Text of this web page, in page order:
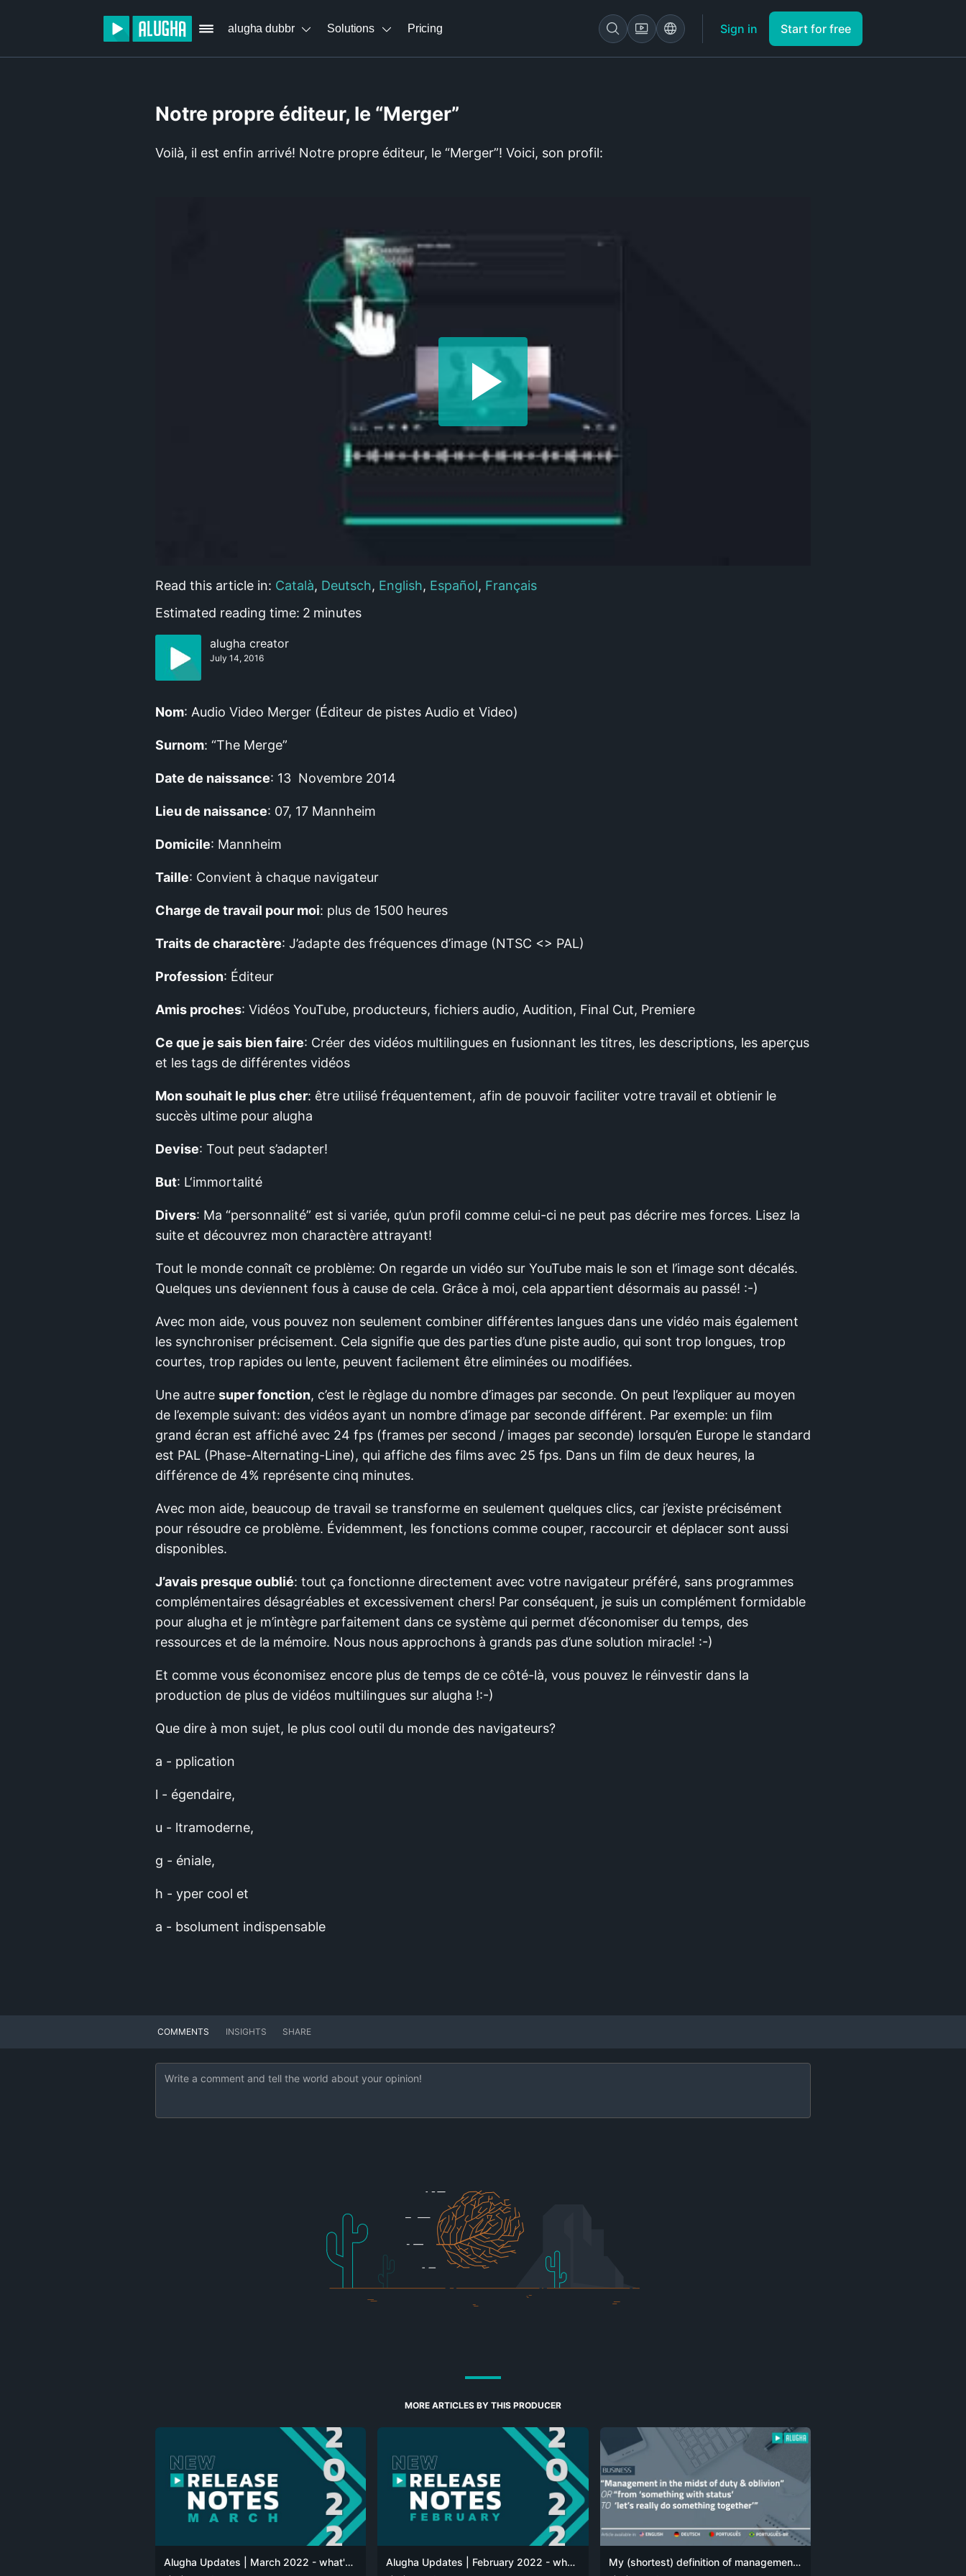
alugha dubbr Solutions Pricing Sign in Start for free
Notre propre éditeur, le “Merger”
Voilà, il est enfin arrivé! Notre propre éditeur, le “Merger”! Voici, son profil:
Read this article in: Català, Deutsch, English, Español, Français
Estimated reading time: 2 minutes
alugha creator
July 14, 2016
Nom: Audio Video Merger (Éditeur de pistes Audio et Video)
Surnom: “The Merge”
Date de naissance: 13 Novembre 2014
Lieu de naissance: 07, 17 Mannheim
Domicile: Mannheim
Taille: Convient à chaque navigateur
Charge de travail pour moi: plus de 1500 heures
Traits de charactère: J’adapte des fréquences d’image (NTSC <> PAL)
Profession: Éditeur
Amis proches: Vidéos YouTube, producteurs, fichiers audio, Audition, Final Cut, Premiere
Ce que je sais bien faire: Créer des vidéos multilingues en fusionnant les titres, les descriptions, les aperçus
et les tags de différentes vidéos
Mon souhait le plus cher: être utilisé fréquentement, afin de pouvoir faciliter votre travail et obtienir le
succès ultime pour alugha
Devise: Tout peut s’adapter!
But: L‘immortalité
Divers: Ma “personnalité” est si variée, qu’un profil comme celui-ci ne peut pas décrire mes forces. Lisez la
suite et découvrez mon charactère attrayant!
Tout le monde connaît ce problème: On regarde un vidéo sur YouTube mais le son et l’image sont décalés.
Quelques uns deviennent fous à cause de cela. Grâce à moi, cela appartient désormais au passé! :-)
Avec mon aide, vous pouvez non seulement combiner différentes langues dans une vidéo mais également
les synchroniser précisement. Cela signifie que des parties d’une piste audio, qui sont trop longues, trop
courtes, trop rapides ou lente, peuvent facilement être eliminées ou modifiées.
Une autre super fonction, c’est le règlage du nombre d’images par seconde. On peut l’expliquer au moyen
de l’exemple suivant: des vidéos ayant un nombre d’image par seconde différent. Par exemple: un film
grand écran est affiché avec 24 fps (frames per second / images par seconde) lorsqu’en Europe le standard
est PAL (Phase-Alternating-Line), qui affiche des films avec 25 fps. Dans un film de deux heures, la
différence de 4% représente cinq minutes.
Avec mon aide, beaucoup de travail se transforme en seulement quelques clics, car j’existe précisément
pour résoudre ce problème. Évidemment, les fonctions comme couper, raccourcir et déplacer sont aussi
disponibles.
J’avais presque oublié: tout ça fonctionne directement avec votre navigateur préféré, sans programmes
complémentaires désagréables et excessivement chers! Par conséquent, je suis un complément formidable
pour alugha et je m’intègre parfaitement dans ce système qui permet d’économiser du temps, des
ressources et de la mémoire. Nous nous approchons à grands pas d’une solution miracle! :-)
Et comme vous économisez encore plus de temps de ce côté-là, vous pouvez le réinvestir dans la
production de plus de vidéos multilingues sur alugha !:-)
Que dire à mon sujet, le plus cool outil du monde des navigateurs?
a - pplication
l - égendaire,
u - ltramoderne,
g - éniale,
h - yper cool et
a - bsolument indispensable
COMMENTS INSIGHTS SHARE
MORE ARTICLES BY THIS PRODUCER
Alugha Updates | March 2022 - what's new at alugha Alugha Updates | February 2022 - what's new at alugha My (shortest) definition of management comes down to one simple sentence: